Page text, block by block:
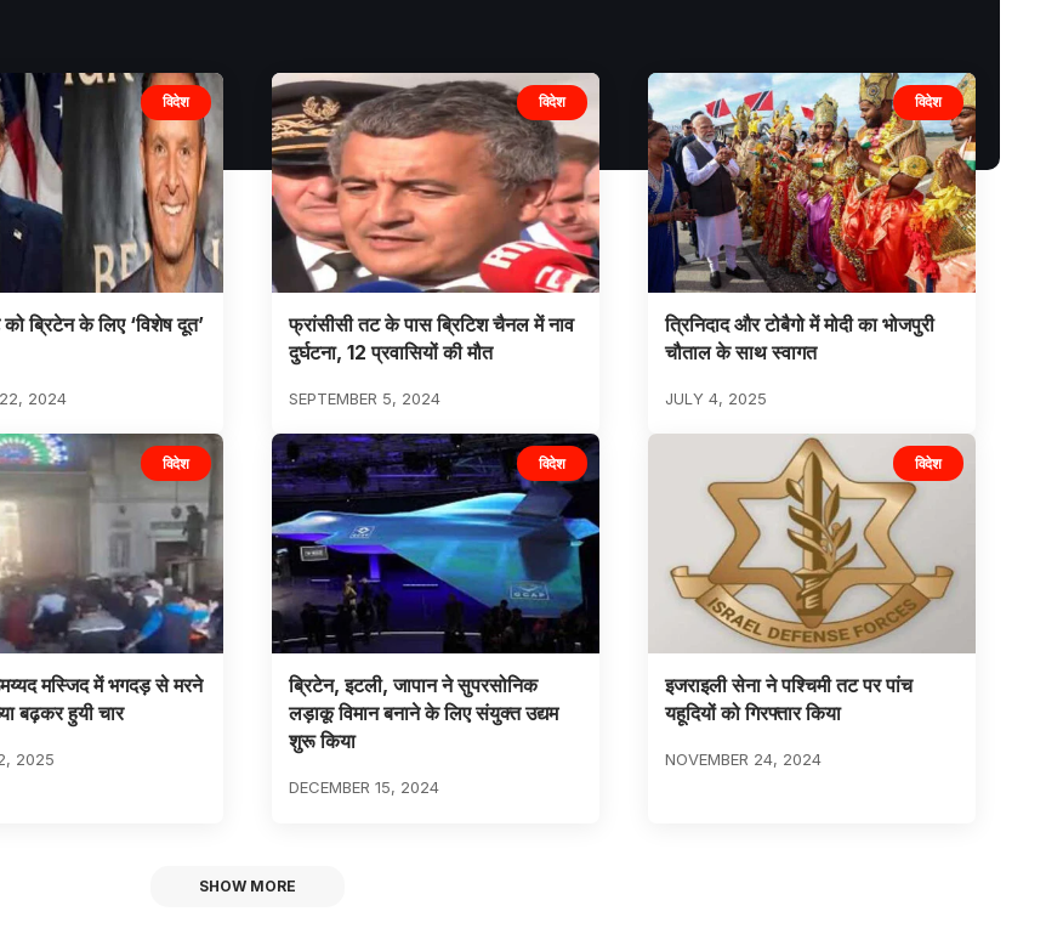
विदेश
को ब्रिटेन के लिए ‘विशेष दूत’
22, 2024
विदेश
फ्रांसीसी तट के पास ब्रिटिश चैनल में नाव
दुर्घटना, 12 प्रवासियों की मौत
SEPTEMBER 5, 2024
विदेश
त्रिनिदाद और टोबैगो में मोदी का भोजपुरी
चौताल के साथ स्वागत
JULY 4, 2025
विदेश
मस्जिद में भगदड़ से मरने
बढ़कर हुयी चार
2025
विदेश
ब्रिटेन, इटली, जापान ने सुपरसोनिक
लड़ाकू विमान बनाने के लिए संयुक्त उद्यम
शुरू किया
DECEMBER 15, 2024
विदेश
इजराइली सेना ने पश्चिमी तट पर पांच
यहूदियों को गिरफ्तार किया
NOVEMBER 24, 2024
SHOW MORE